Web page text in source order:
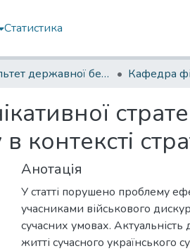
Статистика
Факультет державної безпеки
контексті
Анотація
У статті порушено проблему
учасниками військового
сучасних умовах.
житті сучасного українського